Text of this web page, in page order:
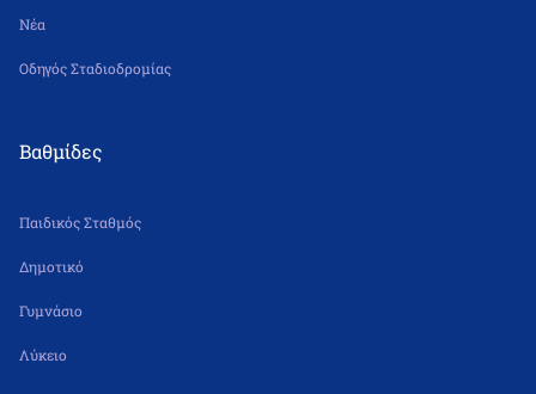
Νέα
Οδηγός Σταδιοδρομίας
Βαθμίδες
Παιδικός Σταθμός
Δημοτικό
Γυμνάσιο
Λύκειο